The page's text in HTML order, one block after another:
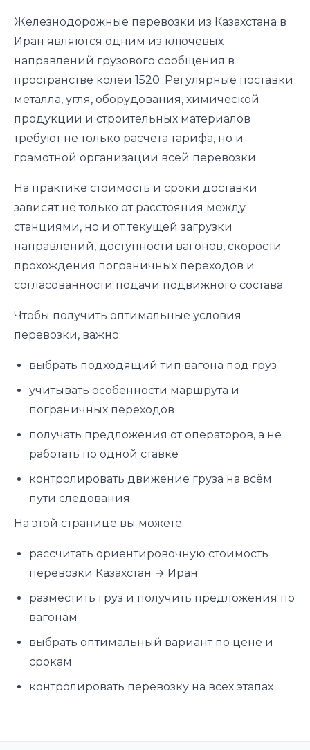
Железнодорожные перевозки из Казахстана в
Иран являются одним из ключевых
направлений грузового сообщения в
пространстве колеи 1520. Регулярные поставки
металла, угля, оборудования, химической
продукции и строительных материалов
требуют не только расчёта тарифа, но и
грамотной организации всей перевозки.
На практике стоимость и сроки доставки
зависят не только от расстояния между
станциями, но и от текущей загрузки
направлений, доступности вагонов, скорости
прохождения пограничных переходов и
согласованности подачи подвижного состава.
Чтобы получить оптимальные условия
перевозки, важно:
выбрать подходящий тип вагона под груз
учитывать особенности маршрута и
пограничных переходов
получать предложения от операторов, а не
работать по одной ставке
контролировать движение груза на всём
пути следования
На этой странице вы можете:
рассчитать ориентировочную стоимость
перевозки Казахстан → Иран
разместить груз и получить предложения по
вагонам
выбрать оптимальный вариант по цене и
срокам
контролировать перевозку на всех этапах